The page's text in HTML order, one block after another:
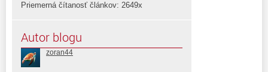
Priemerná čítanosť článkov: 2649x
Autor blogu
zoran44